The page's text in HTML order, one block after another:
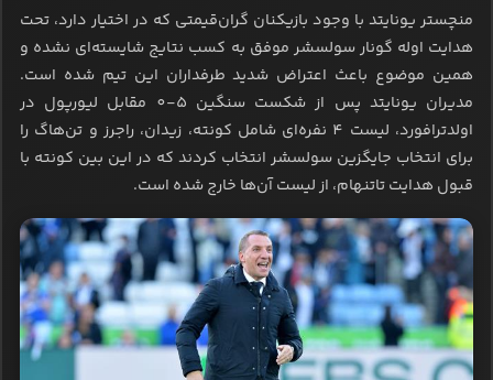
منچستر یونایتد با وجود بازیکنان گران‌قیمتی که در اختیار دارد، تحت
هدایت اوله گونار سولسشر موفق به کسب نتایج شایسته‌ای نشده و
همین موضوع باعث اعتراض شدید طرفداران این تیم شده است.
مدیران یونایتد پس از شکست سنگین 5-0 مقابل لیورپول در
اولدترافورد، لیست 4 نفره‌ای شامل کونته، زیدان، راجرز و تن‌هاگ را
برای انتخاب جایگزین سولسشر انتخاب کردند که در این بین کونته با
قبول هدایت تاتنهام، از لیست آن‌ها خارج شده است.